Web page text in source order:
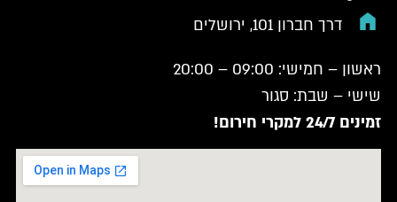
דרך חברון 101, ירושלים
ראשון – חמישי: 09:00 – 20:00
שישי – שבת: סגור
זמינים 24/7 למקרי חירום!